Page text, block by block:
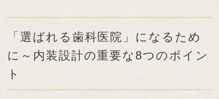
「選ばれる歯科医院」になるため
に～内装設計の重要な8つのポイン
ト